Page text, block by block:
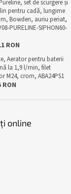
set de scurgere și
pentru cadă, lungime
Bowden, auriu periat,
PURELINE-SIPHON60-
RON
Aerator pentru baterii
la 1,9 l/min, filet
M24, crom, ABA24PS1
RON
online